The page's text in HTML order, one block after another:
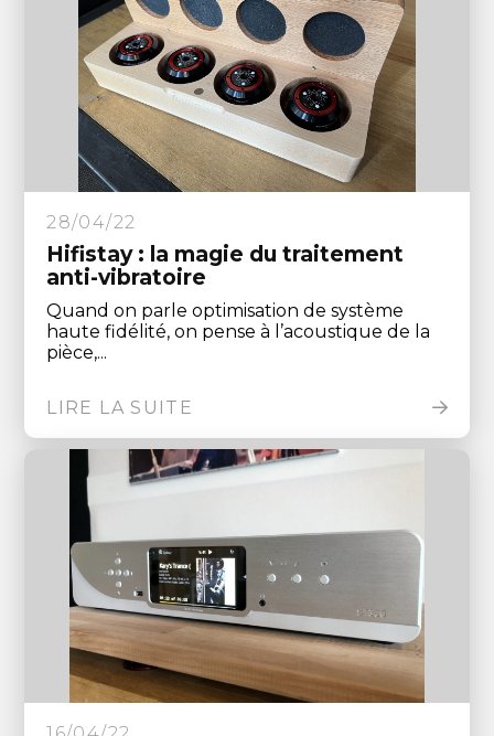
28/04/22
Hifistay : la magie du traitement
anti-vibratoire
Quand on parle optimisation de système
haute fidélité, on pense à l’acoustique de la
pièce,...
LIRE LA SUITE